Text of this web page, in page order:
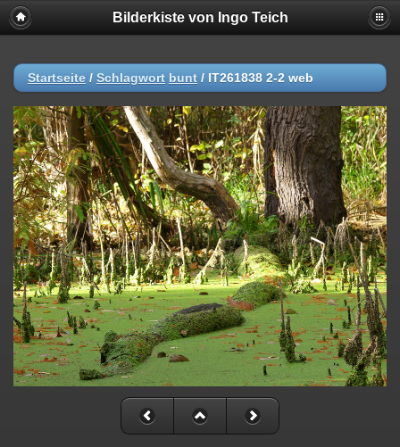
Bilderkiste von Ingo Teich
Startseite / Schlagwort bunt / IT261838 2-2 web